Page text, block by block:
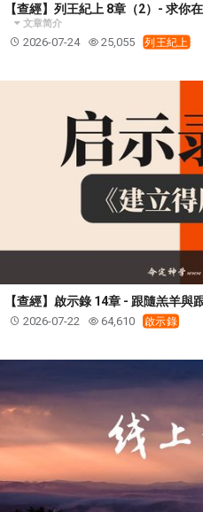
【查經】列王紀上 8章（2）- 求你
文章简介
2026-07-24 25,055 列王紀上
【查經】啟示錄 14章 - 跟隨羔羊與
2026-07-22 64,610 啟示錄